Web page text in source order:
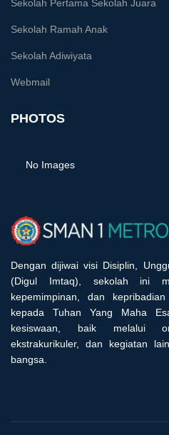
Sekolah Pertama Sekolah Juara
Sekolah Ramah Anak
Sekolah Adiwiyata
Webmail
PHOTOS
No Images
Dengan dijiwai visi Disiplin,
(Digul Imtaq), sekolah ini
kepemimpinan, dan
kepada Tuhan Yang Maha
kesiswaan, baik melalui
ekstrakurikuler, dan kegiatan
bangsa.